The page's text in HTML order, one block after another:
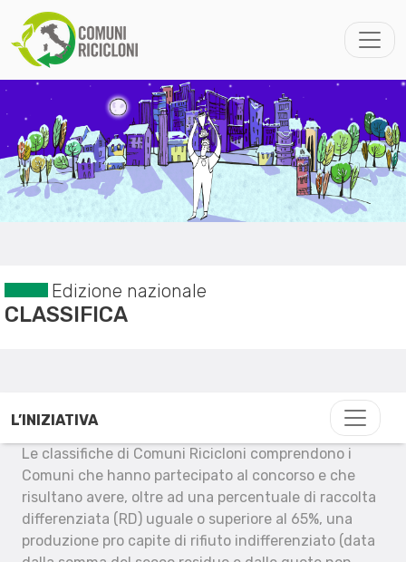
Edizione nazionale
CLASSIFICA
L’INIZIATIVA
Le classifiche di Comuni Ricicloni comprendono i
Comuni che hanno partecipato al concorso e che
risultano avere, oltre ad una percentuale di raccolta
differenziata (RD) uguale o superiore al 65%, una
produzione pro capite di rifiuto indifferenziato (data